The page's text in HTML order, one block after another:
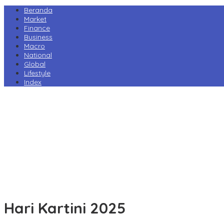
Beranda
Market
Finance
Business
Macro
National
Global
Lifestyle
Index
Hari Kartini 2025